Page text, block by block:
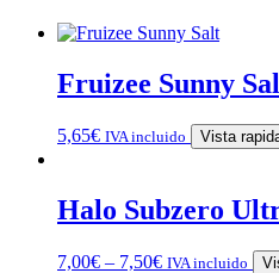
Fruizee Sunny
5,65€ IVA incluido Vista
Halo Subzero
7,00€ – 7,50€ IVA incluido